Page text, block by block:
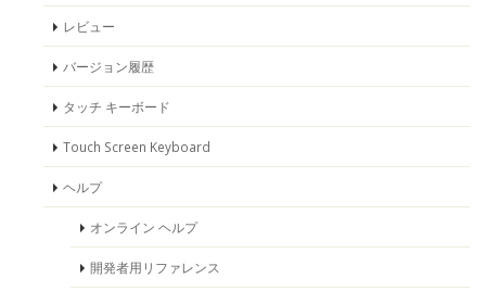
レビュー
バージョン履歴
タッチ キーボード
Touch Screen Keyboard
ヘルプ
オンライン ヘルプ
開発者用リファレンス